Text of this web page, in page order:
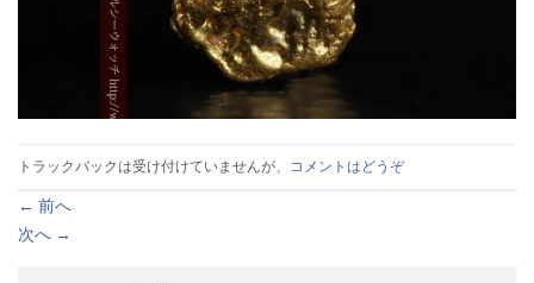
トラックバックは受け付けていませんが、 コメントはどうぞ
← 前へ
次へ →